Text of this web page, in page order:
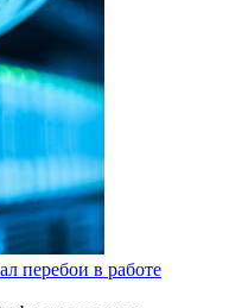
перебои в работе